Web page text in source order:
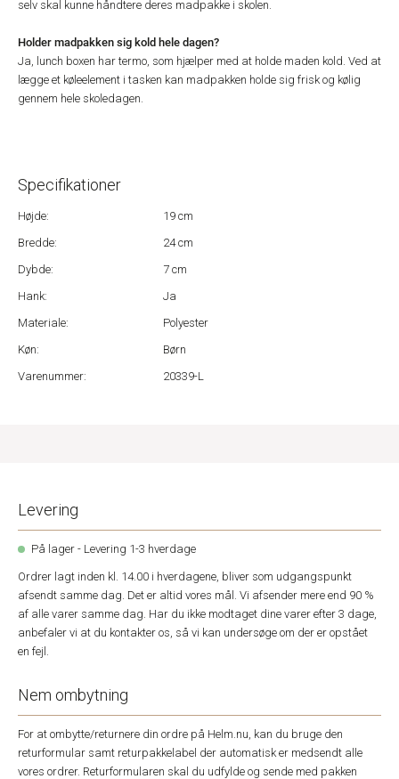
selv skal kunne håndtere deres madpakke i skolen.
Holder madpakken sig kold hele dagen?
Ja, lunch boxen har termo, som hjælper med at holde maden kold. Ved at
lægge et køleelement i tasken kan madpakken holde sig frisk og kølig
gennem hele skoledagen.
Specifikationer
Højde:
19 cm
Bredde:
24 cm
Dybde:
7 cm
Hank:
Ja
Materiale:
Polyester
Køn:
Børn
Varenummer:
20339-L
Levering
På lager - Levering 1-3 hverdage
Ordrer lagt inden kl. 14.00 i hverdagene, bliver som udgangspunkt
afsendt samme dag. Det er altid vores mål. Vi afsender mere end 90 %
af alle varer samme dag. Har du ikke modtaget dine varer efter 3 dage,
anbefaler vi at du kontakter os, så vi kan undersøge om der er opstået
en fejl.
Nem ombytning
For at ombytte/returnere din ordre på Helm.nu, kan du bruge den
returformular samt returpakkelabel der automatisk er medsendt alle
vores ordrer. Returformularen skal du udfylde og sende med pakken